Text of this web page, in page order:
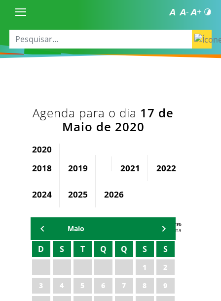
Agenda para o dia 17 de
Maio de 2020
2020
2018
2019 2021 2022
2024 2025 2026
AGENDA DA CODED/CED
Vagna Lima
Maio
D S T Q Q S S
1
2
3
4 5 6 7 8
9